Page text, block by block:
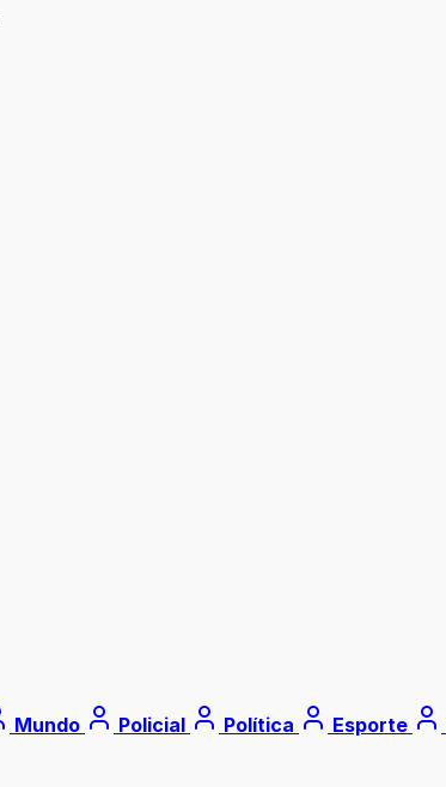
Mundo Policial Política Esporte